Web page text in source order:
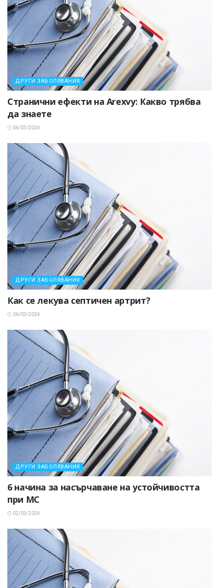
ДРУГИ ЗАБОЛЯВАНИЯ
Странични ефекти на Arexvy: Какво трябва
да знаете
06/03/2024
ДРУГИ ЗАБОЛЯВАНИЯ
Как се лекува септичен артрит?
06/03/2024
ДРУГИ ЗАБОЛЯВАНИЯ
6 начина за насърчаване на устойчивостта
при МС
02/03/2024